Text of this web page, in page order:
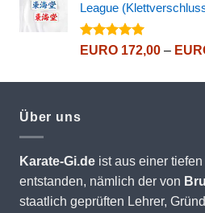
League
Bewertet
EURO172,00 –
Über uns
Karate-Gi.deist aus einer
entstanden, nämlich der von
staatlich geprüften Lehrer,